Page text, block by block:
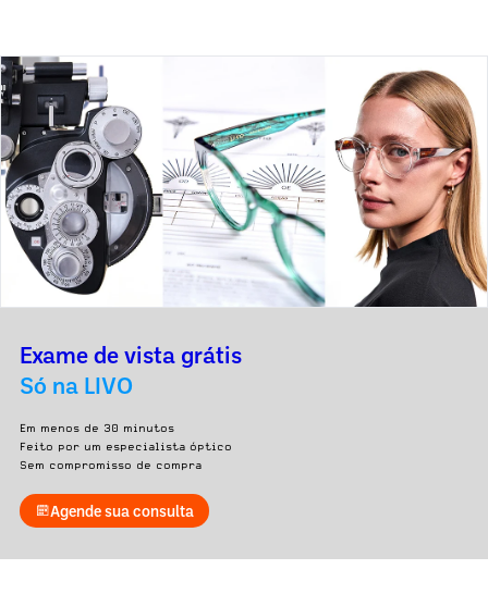
Exame de vista grátis
Só na LIVO
Em menos de 30 minutos
Feito por um especialista óptico
Sem compromisso de compra
Agende sua consulta